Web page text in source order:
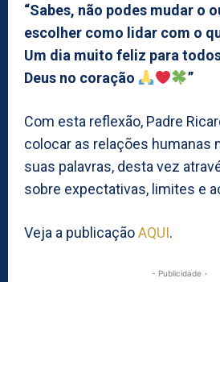
“Sabes, não podes mudar o
escolher como lidar com o
Um dia muito feliz para
Deus no coração
”
Com esta reflexão, Padre
colocar as relações humanas
suas palavras, desta vez
sobre expectativas, limites e
Veja a publicaçãoAQUI.
- Publicidade -